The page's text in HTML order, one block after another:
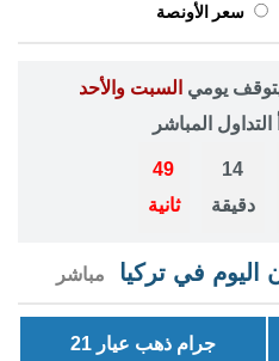
سعر الأونصة
يومي السبت والأحد
المباشر
14
دقيقة
48
ثانية
في تركيا مباشر
جرام ذهب عيار 21